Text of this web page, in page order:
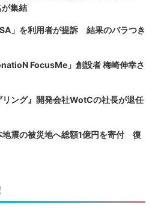
集結
」を利用者が提訴 結果のバラつき
FocusMe」創設者 梅崎伸幸さ
リング』開発会社WotCの社長が退任
地震の被災地へ総額1億円を寄付 復